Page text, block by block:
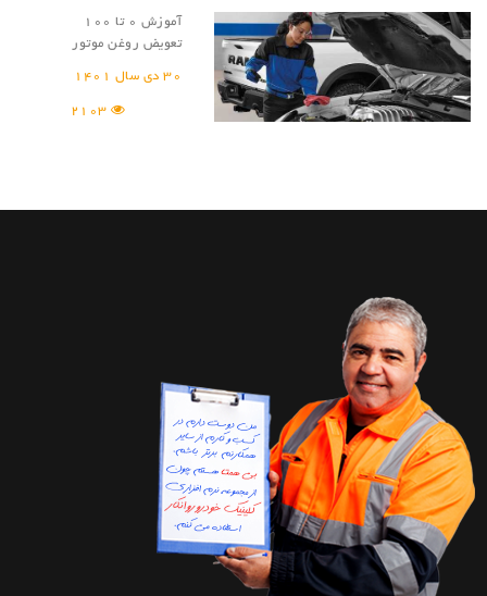
آموزش 0 تا 100
تعویض روغن موتور
30 دی سال 1401
2103